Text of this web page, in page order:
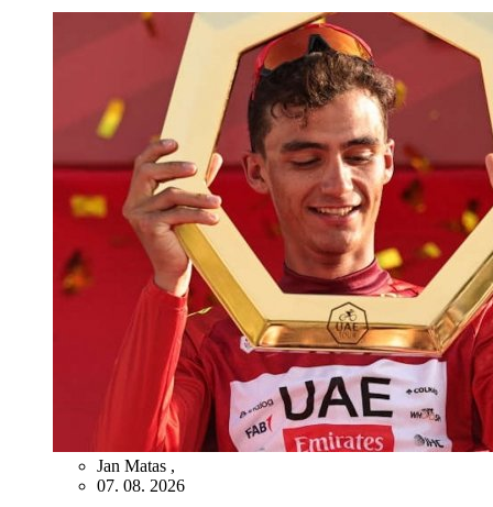
Jan Matas ,
07. 08. 2026